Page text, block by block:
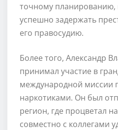
точному планированию,
успешно задержать
его правосудию.
Более того, Александр
принимал участие в
международной миссии
наркотиками. Он был
регион, где процветал
совместно с коллегами